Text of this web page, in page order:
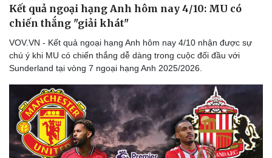
Thế giới thể thao
eSports
Tư vấn
Kết quả ngoại hạng Anh hôm nay 4/10: MU có
chiến thắng "giải khát"
VOV.VN - Kết quả ngoại hạng Anh hôm nay 4/10 nhận được sự
chú ý khi MU có chiến thắng dễ dàng trong cuộc đối đầu với
Sunderland tại vòng 7 ngoại hạng Anh 2025/2026.